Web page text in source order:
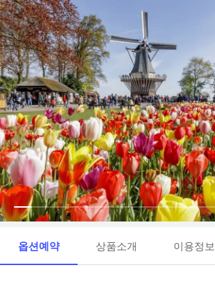
옵션예약 상품소개 이용정보